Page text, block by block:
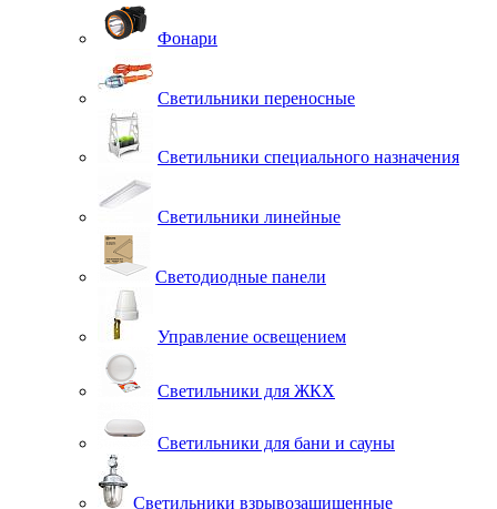
Фонари
Светильники переносные
Светильники специального назначения
Светильники линейные
Светодиодные панели
Управление освещением
Светильники для ЖКХ
Светильники для бани и сауны
Светильники взрывозащищенные